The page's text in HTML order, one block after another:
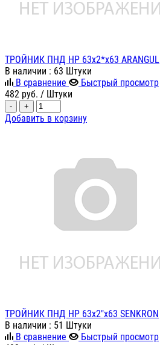
ТРОЙНИК ПНД НР 63х2*х63 ARANGUL
В наличии : 63 Штуки
В сравнение
Быстрый просмотр
482 руб. / Штуки
- +
Добавить в корзину
ТРОЙНИК ПНД НР 63х2"х63 SENKRON
В наличии : 51 Штуки
В сравнение
Быстрый просмотр